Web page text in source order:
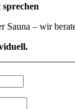
Sauna – wir